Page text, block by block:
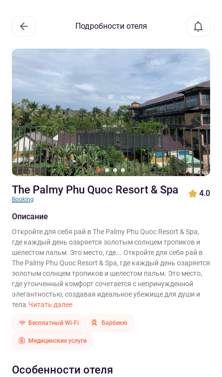
Подробности отеля
The Palmy Phu Quoc Resort & Spa
Booking
4.0
Описание
Откройте для себя рай в The Palmy Phu Quoc Resort & Spa,
где каждый день озаряется золотым солнцем тропиков и
шелестом пальм. Это место, где... Откройте для себя рай в
The Palmy Phu Quoc Resort & Spa, где каждый день озаряется
золотым солнцем тропиков и шелестом пальм. Это место,
где утонченный комфорт сочетается с непринужденной
элегантностью, создавая идеальное убежище для души и
тела.Читать далее
Бесплатный Wi-Fi Барбекю
Медицинские услуги
Особенности отеля